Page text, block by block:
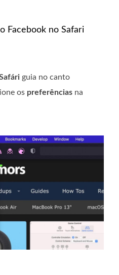
Facebook no Safari
guia no canto
os preferências na